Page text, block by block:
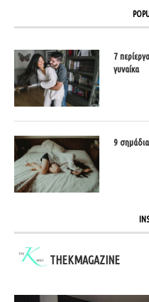
7
γυναίκα
9
THEKMAGAZINE